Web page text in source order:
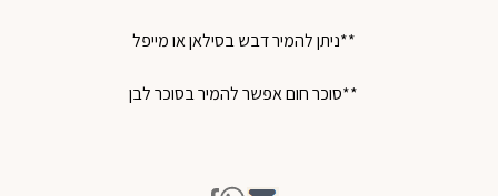
**ניתן להמיר דבש בסילאן או מייפל
**סוכר חום אפשר להמיר בסוכר לבן